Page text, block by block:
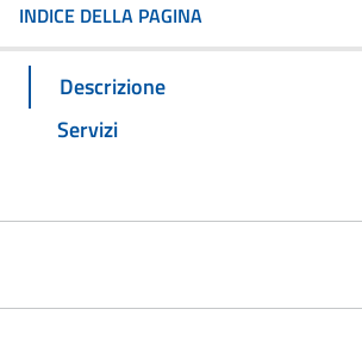
INDICE DELLA PAGINA
Descrizione
Servizi